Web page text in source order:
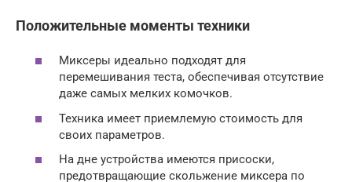
Положительные моменты техники
Миксеры идеально подходят для
перемешивания теста, обеспечивая отсутствие
даже самых мелких комочков.
Техника имеет приемлемую стоимость для
своих параметров.
На дне устройства имеются присоски,
предотвращающие скольжение миксера по